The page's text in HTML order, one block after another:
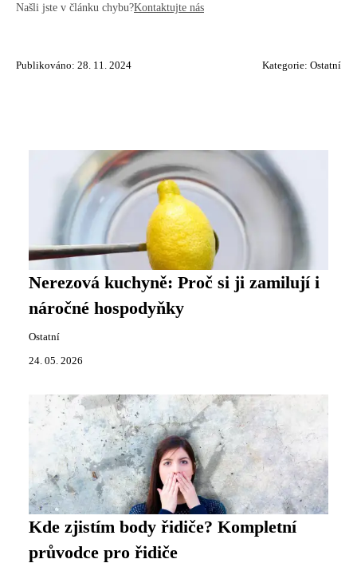
Našli jste v článku chybu?Kontaktujte nás
Publikováno: 28. 11. 2024 Kategorie: Ostatní
Nerezová kuchyně: Proč si ji zamilují i
náročné hospodyňky
Ostatní
24. 05. 2026
Kde zjistím body řidiče? Kompletní
průvodce pro řidiče